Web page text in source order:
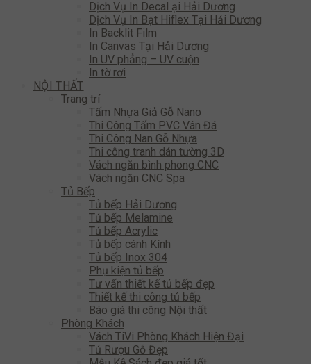
Dịch Vụ In Decal ại Hải Dương
Dịch Vụ In Bạt Hiflex Tại Hải Dương
In Backlit Film
In Canvas Tại Hải Dương
In UV phẳng – UV cuộn
In tờ rơi
NỘI THẤT
Trang trí
Tấm Nhựa Giả Gỗ Nano
Thi Công Tấm PVC Vân Đá
Thi Công Nan Gỗ Nhựa
Thi công tranh dán tường 3D
Vách ngăn bình phong CNC
Vách ngăn CNC Spa
Tủ Bếp
Tủ bếp Hải Dương
Tủ bếp Melamine
Tủ bếp Acrylic
Tủ bếp cánh Kính
Tủ bếp Inox 304
Phụ kiện tủ bếp
Tư vấn thiết kế tủ bếp đẹp
Thiết kế thi công tủ bếp
Báo giá thi công Nội thất
Phòng Khách
Vách TiVi Phòng Khách Hiện Đại
Tủ Rượu Gỗ Đẹp